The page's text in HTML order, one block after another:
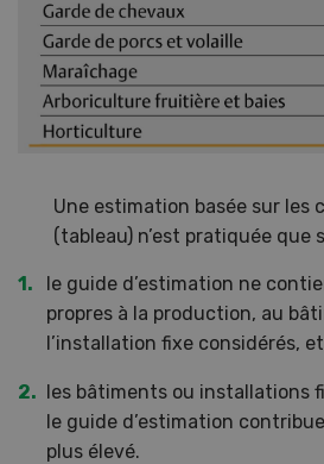
Une estimation basée sur les
(tableau) n’est pratiquée que
le guide d’estimation ne
propres à la production, au
l’installation fixe considérés,
les bâtiments ou installations
le guide d’estimation
plus élevé.